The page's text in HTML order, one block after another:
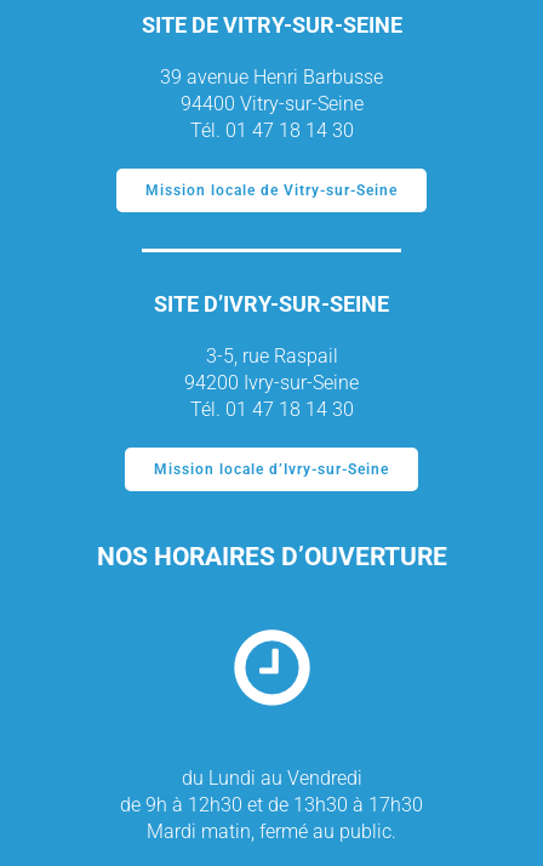
SITE DE VITRY-SUR-SEINE
39 avenue Henri Barbusse
94400 Vitry-sur-Seine
Tél. 01 47 18 14 30
Mission locale de Vitry-sur-Seine
SITE D’IVRY-SUR-SEINE
3-5, rue Raspail
94200 Ivry-sur-Seine
Tél. 01 47 18 14 30
Mission locale d’Ivry-sur-Seine
NOS HORAIRES D’OUVERTURE
du Lundi au Vendredi
de 9h à 12h30 et de 13h30 à 17h30
Mardi matin, fermé au public.